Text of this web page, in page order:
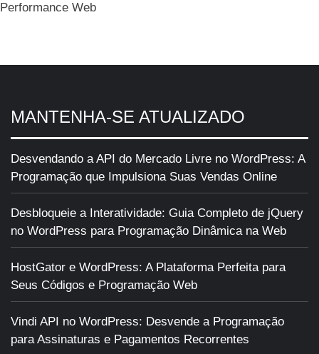
Performance Web
MANTENHA-SE ATUALIZADO
Desvendando a API do Mercado Livre no WordPress: A
Programação que Impulsiona Suas Vendas Online
Desbloqueie a Interatividade: Guia Completo de jQuery
no WordPress para Programação Dinâmica na Web
HostGator e WordPress: A Plataforma Perfeita para
Seus Códigos e Programação Web
Vindi API no WordPress: Desvende a Programação
para Assinaturas e Pagamentos Recorrentes